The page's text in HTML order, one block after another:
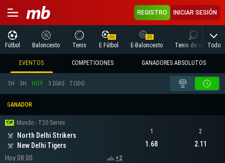
REGISTRO INICIAR SESIÓN
Fútbol Baloncesto Tenis E Fútbol E-Baloncesto Tenis de mesaTodo
EVENTOS COMPETICIONES GANADORES ABSOLUTOS
1H 3H HOY 3 DÍAS TODO
GANADOR
Mundo - T20 Series
North Delhi Strikers
New Delhi Tigers
Hoy 08:00
+2
1
1.68
2
2.11